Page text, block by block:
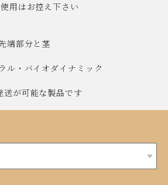
用はお控え下さい
端部分と茎
ル・バイオダイナミック
が可能な製品です